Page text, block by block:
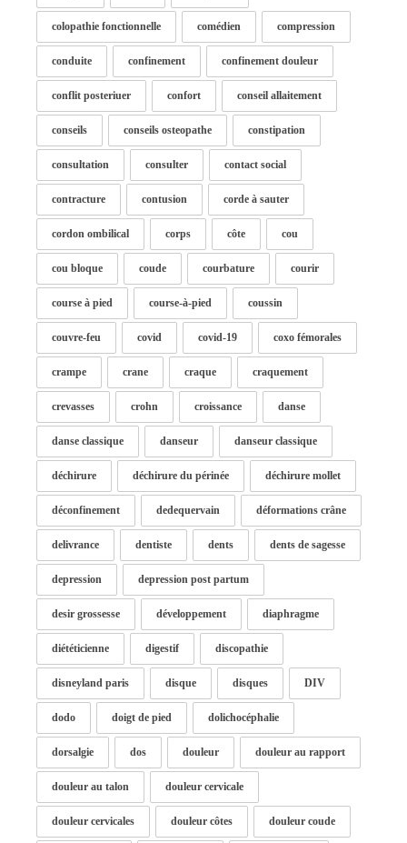
colopathie fonctionnelle comédien compression
conduite confinement confinement douleur
conflit posteriuer confort conseil allaitement
conseils conseils osteopathe constipation
consultation consulter contact social
contracture contusion corde à sauter
cordon ombilical corps côte cou
cou bloque coude courbature courir
course à pied course-à-pied coussin
couvre-feu covid covid-19 coxo fémorales
crampe crane craque craquement
crevasses crohn croissance danse
danse classique danseur danseur classique
déchirure déchirure du périnée déchirure mollet
déconfinement dedequervain déformations crâne
delivrance dentiste dents dents de sagesse
depression depression post partum
desir grossesse développement diaphragme
diététicienne digestif discopathie
disneyland paris disque disques DIV
dodo doigt de pied dolichocéphalie
dorsalgie dos douleur douleur au rapport
douleur au talon douleur cervicale
douleur cervicales douleur côtes douleur coude